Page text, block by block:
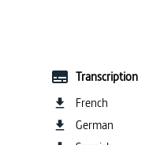
Transcription
French
German